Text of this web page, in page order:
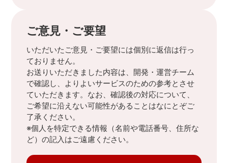
ご意見・ご要望
いただいたご意見・ご要望には個別に返信は行っ
ておりません。
お送りいただきました内容は、開発・運営チーム
で確認し、よりよいサービスのための参考とさせ
ていただきます。なお、確認後の対応について、
ご希望に沿えない可能性があることはなにとぞご
了承ください。
※個人を特定できる情報（名前や電話番号、住所な
ど）の記入はご遠慮ください。